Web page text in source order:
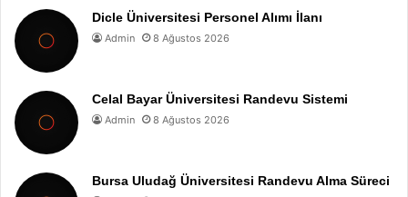
Dicle Üniversitesi Personel Alımı İlanı
Admin 8 Ağustos 2026
Celal Bayar Üniversitesi Randevu Sistemi
Admin 8 Ağustos 2026
Bursa Uludağ Üniversitesi Randevu Alma Süreci